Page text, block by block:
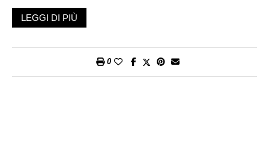
Papa Wojtyla portava nel DNA il senso di accerchiamento del
battagliava contro il relativismo che erodeva piano piano le
fondamenta cristiane dell’Europa. I loro pontificati si sono
perciò concentrati sulla lotta per la verità cattolica e contro
LEGGI DI PIÙ
0